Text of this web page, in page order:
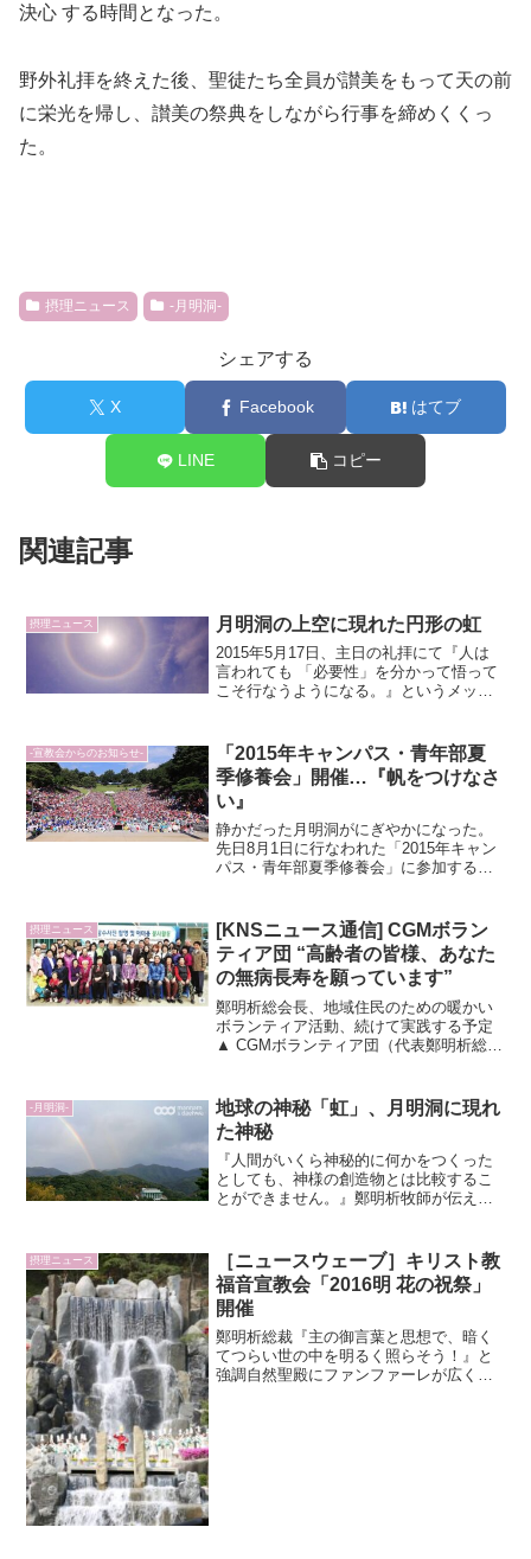
決心 する時間となった。
野外礼拝を終えた後、聖徒たち全員が讃美をもって天の前
に栄光を帰し、讃美の祭典をしながら行事を締めくくっ
た。
摂理ニュース -月明洞-
シェアする
X Facebook はてブ
LINE コピー
関連記事
摂理ニュース 月明洞の上空に現れた円形の虹
2015年5月17日、主日の礼拝にて『人は
言われても 「必要性」を分かって悟って
こそ行なうようになる。』というメッセ
の周りにきれいな円形を描いた虹にキリ
スト教福音宣教...
-宣教会からのお知らせ-
「2015年キャンパス・青年部夏
季修養会」開催…『帆をつけなさ
い』
静かだった月明洞がにぎやかになった。
先日8月1日に行なわれた「2015年キャン
パス・青年部夏季修養会」に参加するた
からだ。一度は「2015年夏季修練会」が
中止となりかけた...
摂理ニュース
[KNSニュース通信] CGMボラン
ティア団 “高齢者の皆様、あなた
の無病長寿を願っています”
鄭明析総会長、地域住民のための暖かい
ボランティア活動、続けて実践する予定
▲ CGMボランティア団（代表鄭明析総会
ている。家族が解体し、一人世帯が拡大
するにつれて孤独死も...
-月明洞-
地球の神秘「虹」、月明洞に現れ
た神秘
『人間がいくら神秘的に何かをつくった
としても、神様の創造物とは比較するこ
とができません。』鄭明析牧師が伝えた
成す虹があまりにも神秘的だ。その神秘
さゆえに、空に虹がかかっ...
摂理ニュース
［ニュースウェーブ］キリスト教
福音宣教会「2016明 花の祝祭」
開催
鄭明析総裁『主の御言葉と思想で、暗く
てつらい世の中を明るく照らそう！』と
強調自然聖殿にファンファーレが広く鳴